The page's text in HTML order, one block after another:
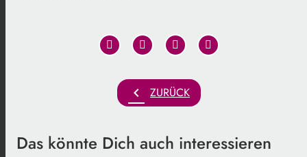
chevron_left ZURÜCK
Das könnte Dich auch interessieren